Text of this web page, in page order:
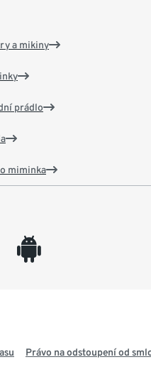
a mikiny
prádlo
miminka
android
Právo na odstoupení od